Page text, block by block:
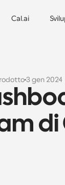
Cal.ai
3 gen 2024
di